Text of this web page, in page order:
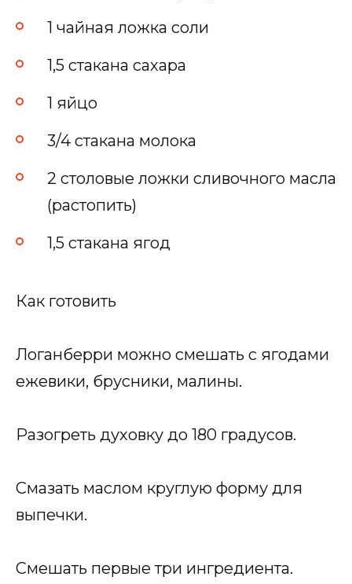
1 чайная ложка соли
1,5 стакана сахара
1 яйцо
3/4 стакана молока
2 столовые ложки сливочного масла
(растопить)
1,5 стакана ягод
Как готовить
Логанберри можно смешать с ягодами
ежевики, брусники, малины.
Разогреть духовку до 180 градусов.
Смазать маслом круглую форму для
выпечки.
Смешать первые три ингредиента.